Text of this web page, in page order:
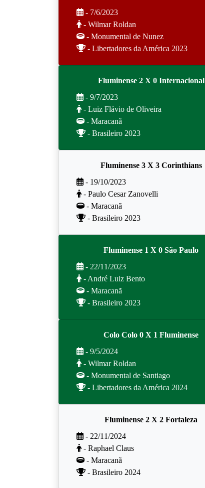
- 7/6/2023
- Wilmar Roldan
- Monumental de Nunez
- Libertadores da América 2023
Fluminense 2 X 0 Internacional
- 9/7/2023
- Luiz Flávio de Oliveira
- Maracanã
- Brasileiro 2023
Fluminense 3 X 3 Corinthians
- 19/10/2023
- Paulo Cesar Zanovelli
- Maracanã
- Brasileiro 2023
Fluminense 1 X 0 São Paulo
- 22/11/2023
- André Luiz Bento
- Maracanã
- Brasileiro 2023
Colo Colo 0 X 1 Fluminense
- 9/5/2024
- Wilmar Roldan
- Monumental de Santiago
- Libertadores da América 2024
Fluminense 2 X 2 Fortaleza
- 22/11/2024
- Raphael Claus
- Maracanã
- Brasileiro 2024